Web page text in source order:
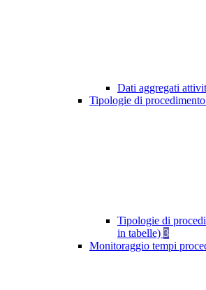
Dati aggregati
Tipologie di procedimento
Tipologie di
in tabelle) 3
Monitoraggio tempi